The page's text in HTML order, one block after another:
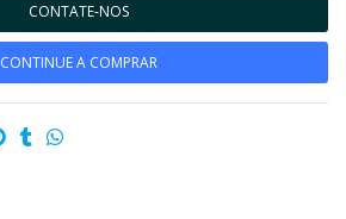
CONTATE-NOS
CONTINUE A COMPRAR